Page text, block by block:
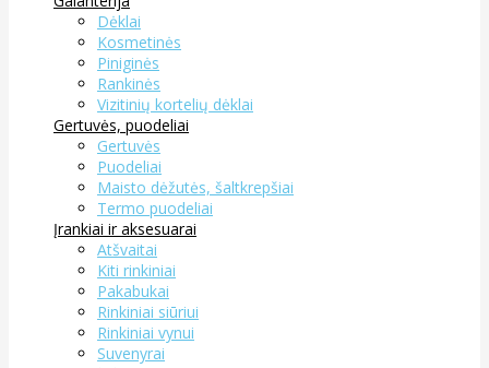
Dėklai
Kosmetinės
Piniginės
Rankinės
Vizitinių kortelių dėklai
Gertuvės, puodeliai
Gertuvės
Puodeliai
Maisto dėžutės, šaltkrepšiai
Termo puodeliai
Įrankiai ir aksesuarai
Atšvaitai
Kiti rinkiniai
Pakabukai
Rinkiniai siūriui
Rinkiniai vynui
Suvenyrai